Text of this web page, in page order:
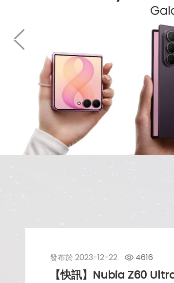
發布於 2023-12-22 4616
【快訊】Nubia Z60